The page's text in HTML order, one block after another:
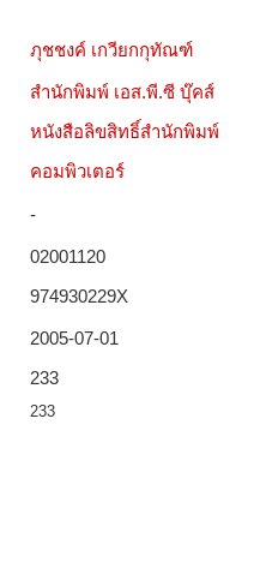
ภุชชงค์ เกวียกกุทัณฑ์
สำนักพิมพ์ เอส.พี.ซี บุ๊คส์
หนังสือลิขสิทธิ์สำนักพิมพ์
คอมพิวเตอร์
-
02001120
974930229X
2005-07-01
233
233